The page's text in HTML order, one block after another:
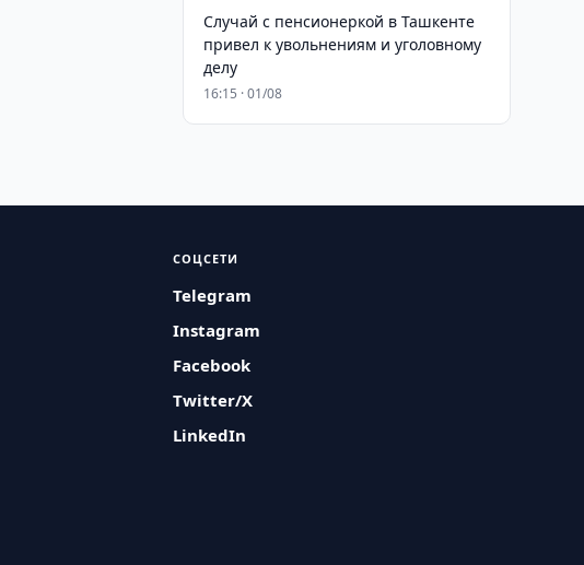
Случай с пенсионеркой в Ташкенте
привел к увольнениям и уголовному
делу
16:15 · 01/08
СОЦСЕТИ
Telegram
Instagram
Facebook
Twitter/X
LinkedIn